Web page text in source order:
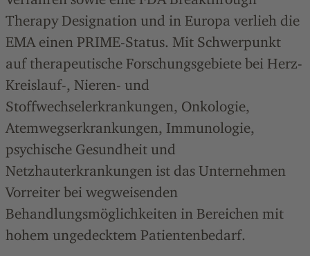
Therapy Designation und in Europa verlieh die
EMA einen PRIME-Status. Mit Schwerpunkt
auf therapeutische Forschungsgebiete bei Herz-
Kreislauf-, Nieren- und
Stoffwechselerkrankungen, Onkologie,
Atemwegserkrankungen, Immunologie,
psychische Gesundheit und
Netzhauterkrankungen ist das Unternehmen
Vorreiter bei wegweisenden
Behandlungsmöglichkeiten in Bereichen mit
hohem ungedecktem Patientenbedarf.